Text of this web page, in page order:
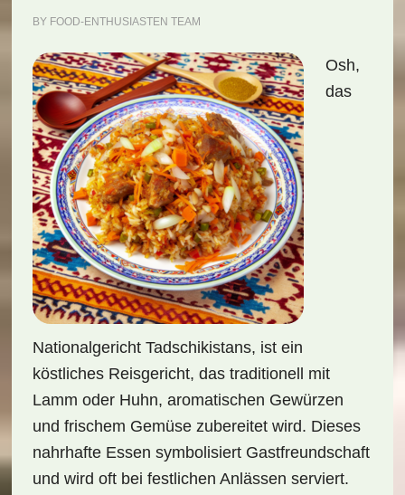
BY FOOD-ENTHUSIASTEN TEAM
Osh,
das
Nationalgericht Tadschikistans, ist ein
köstliches Reisgericht, das traditionell mit
Lamm oder Huhn, aromatischen Gewürzen
und frischem Gemüse zubereitet wird. Dieses
nahrhafte Essen symbolisiert Gastfreundschaft
und wird oft bei festlichen Anlässen serviert.